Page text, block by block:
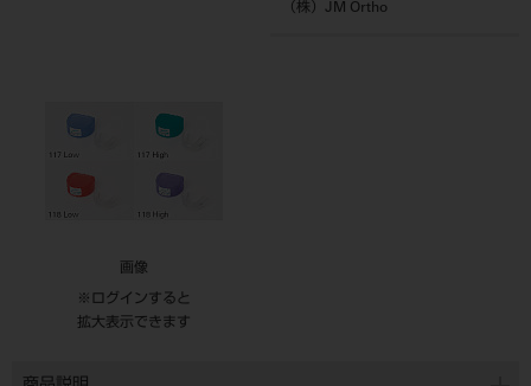
（株）JM Ortho
画像
※ログインすると
拡大表示できます